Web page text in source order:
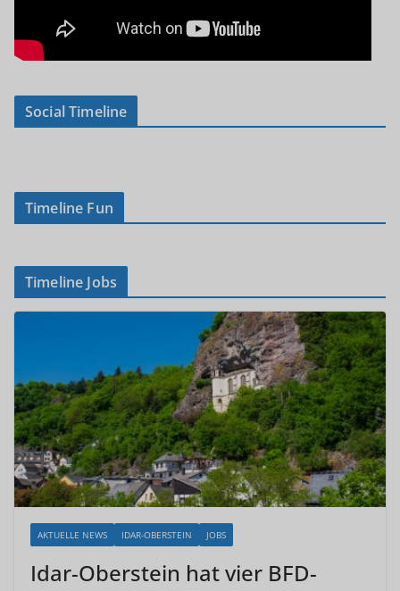
Social Timeline
Timeline Fun
Timeline Jobs
AKTUELLE NEWS IDAR-OBERSTEIN JOBS
Idar-Oberstein hat vier BFD-